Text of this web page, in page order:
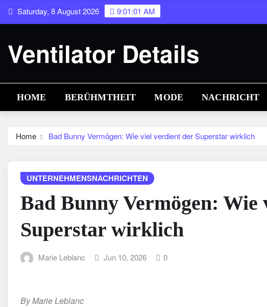
Skip Saturday, 8 August 2026 9:01:01 AM
Ventilator Details
HOME BERÜHMTHEIT MODE NACHRICHT
Home Bad Bunny Vermögen: Wie viel verdient der Superstar wirklich
UNTERNEHMENSNACHRICHTEN
Bad Bunny Vermögen:
Superstar wirklich
Marie Leblanc Jun 10, 2026 0
By Marie Leblanc